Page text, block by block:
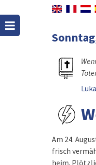
Am 24.
frisch
heim.